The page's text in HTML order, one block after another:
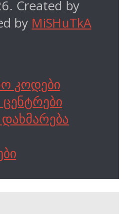
Created by
by MiSHuTkA
კოდები